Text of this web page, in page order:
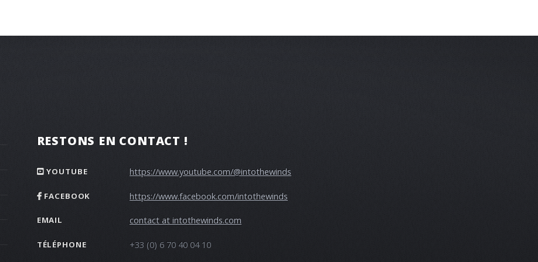
RESTONS EN CONTACT !
YOUTUBE https://www.youtube.com/@intothewinds
FACEBOOK https://www.facebook.com/intothewinds
EMAIL contact at intothewinds.com
TÉLÉPHONE +33 (0) 6 70 40 04 10